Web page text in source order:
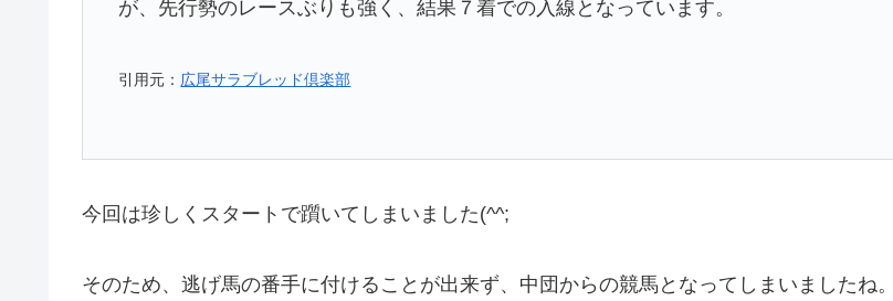
が、先行勢のレースぶりも強く、結果７着での入線となっています。
引用元： 広尾サラブレッド倶楽部
今回は珍しくスタートで躓いてしまいました(^^;
そのため、逃げ馬の番手に付けることが出来ず、中団からの競馬となってしまいましたね。